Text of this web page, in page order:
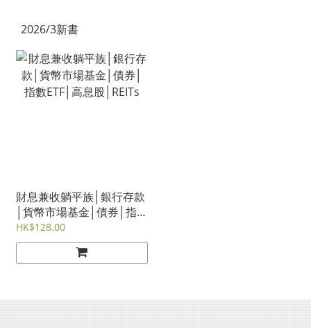
2026/3新書
財息兼收躺平族│銀行存款
│貨幣市場基金│債券│指
數ETF│高息股│REITs
HK$128.00